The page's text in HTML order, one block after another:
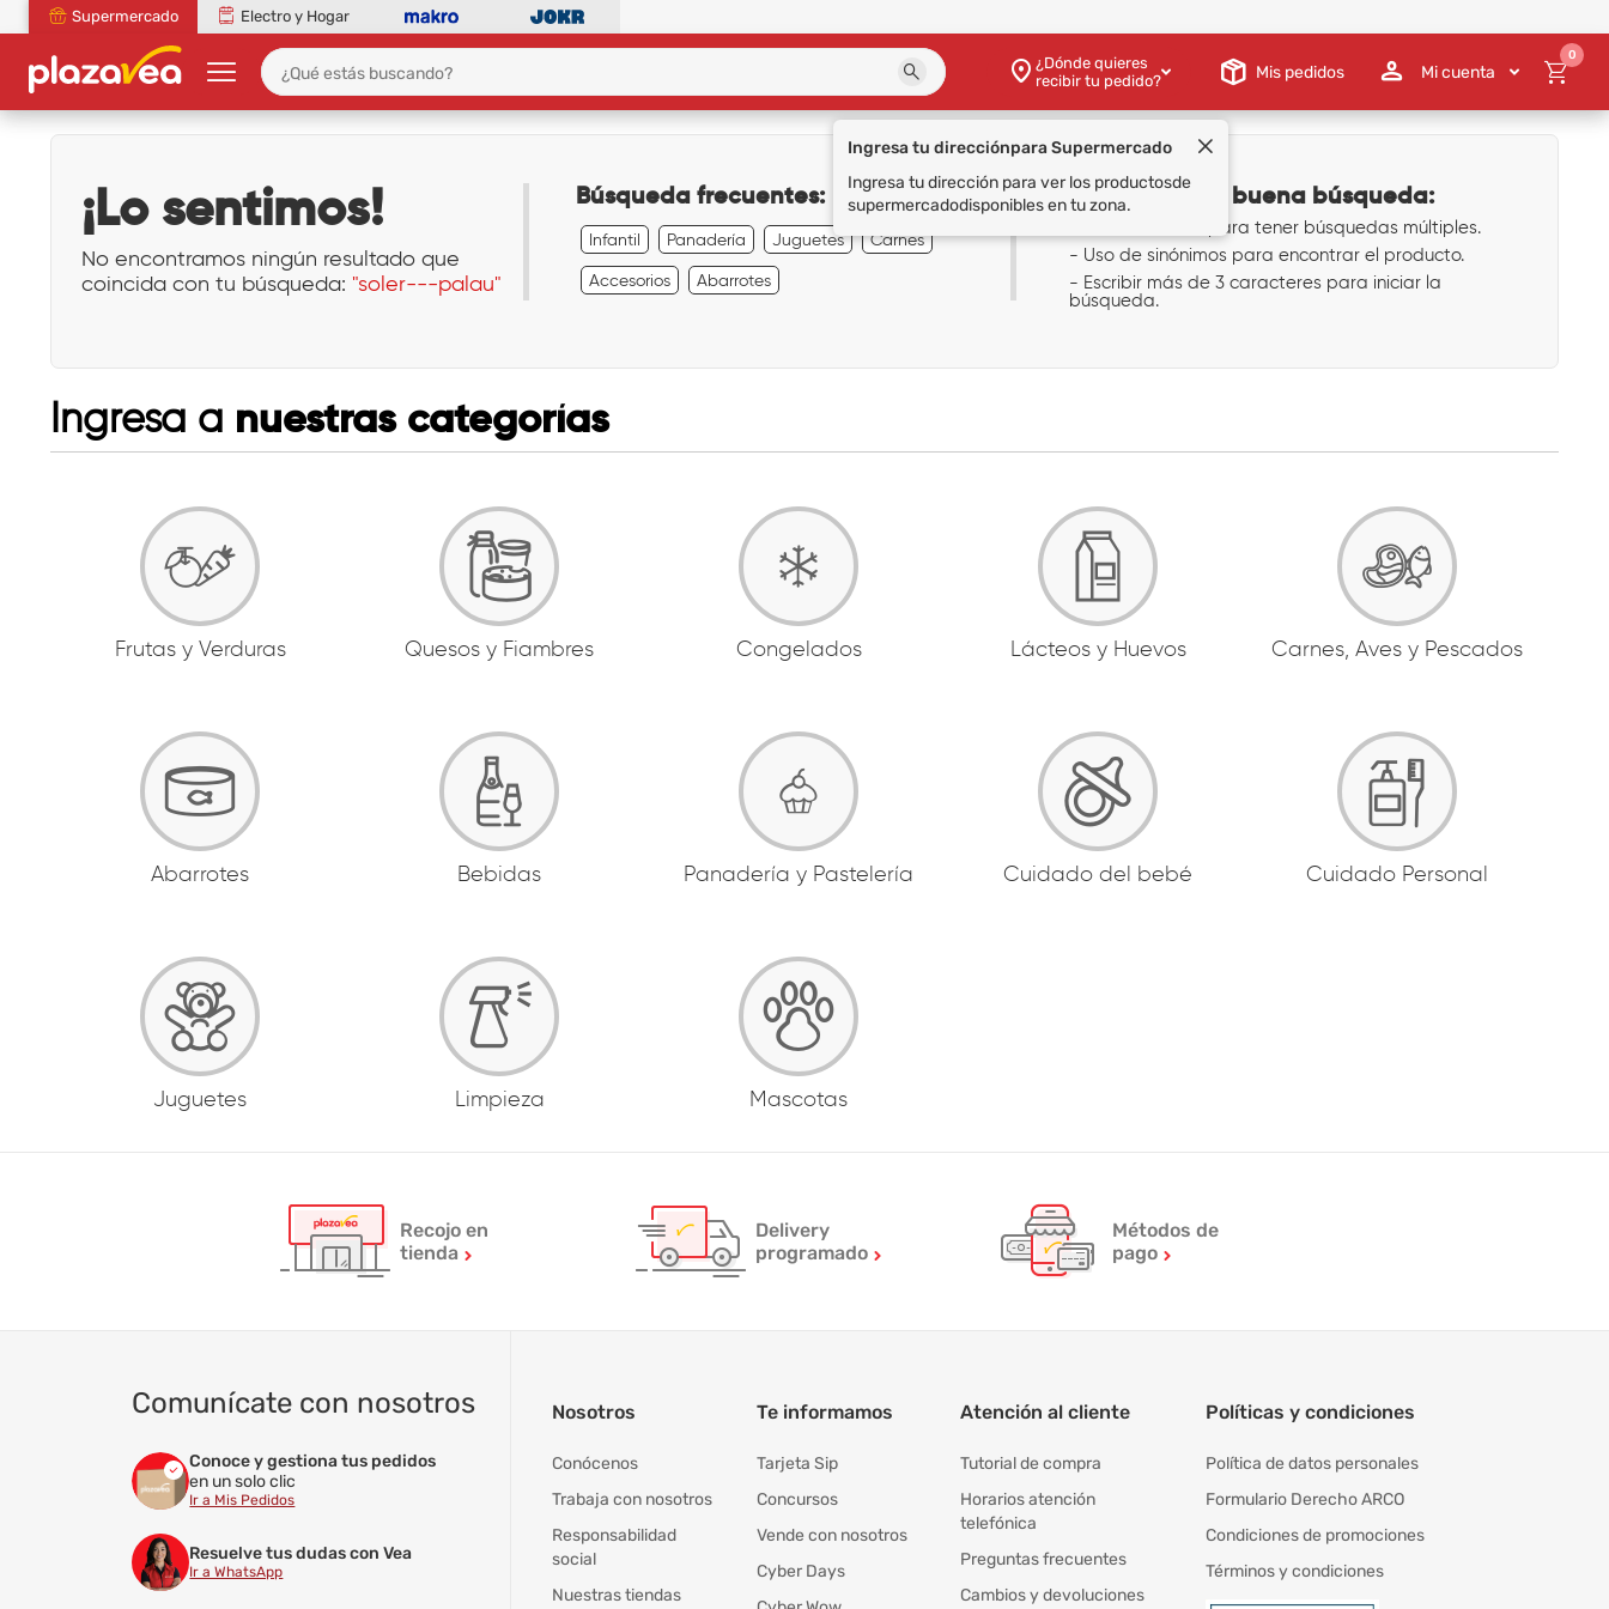
Supermercado Electro y Hogar
¿Dónde quieres
recibir tu pedido?
Mis pedidos Mi cuenta
0
Ingresa tu direcciónpara Supermercado
Ingresa tu dirección para ver los productosde
supermercadodisponibles en tu zona.
¡Lo sentimos!
No encontramos ningún resultado que
coincida con tu búsqueda: "soler---palau"
Búsqueda frecuentes:
Infantil Panadería Juguetes Carnes
Accesorios Abarrotes
Tips para una buena búsqueda:
- Uso de comas para tener búsquedas múltiples.
- Uso de sinónimos para encontrar el producto.
- Escribir más de 3 caracteres para iniciar la
búsqueda.
Ingresa a nuestras categorías
Frutas y Verduras Quesos y Fiambres Congelados Lácteos y Huevos Carnes, Aves y Pescados
Abarrotes Bebidas Panadería y Pastelería Cuidado del bebé Cuidado Personal
Juguetes Limpieza Mascotas
Recojo en
tienda
Delivery
programado
Métodos de
pago
Comunícate con nosotros
Conoce y gestiona tus pedidos
en un solo clic
Ir a Mis Pedidos
Resuelve tus dudas con Vea
Ir a WhatsApp
Nosotros
Conócenos
Trabaja con nosotros
Responsabilidad
social
Nuestras tiendas
Te informamos
Tarjeta Sip
Concursos
Vende con nosotros
Cyber Days
Atención al cliente
Tutorial de compra
Horarios atención
telefónica
Preguntas frecuentes
Cambios y devoluciones
Políticas y condiciones
Política de datos personales
Formulario Derecho ARCO
Condiciones de promociones
Términos y condiciones